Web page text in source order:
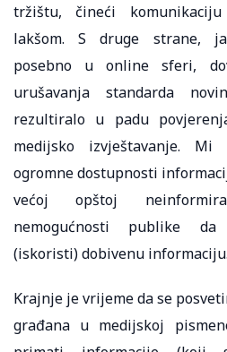
tržištu, čineći
lakšom. S druge strane,
posebno u online sferi,
urušavanja standarda
rezultiralo u padu
medijsko izvještavanje.
ogromne dostupnosti
većoj opštoj
nemogućnosti publike
(iskoristi) dobivenu informaciju.
Krajnje je vrijeme da se
građana u medijskoj